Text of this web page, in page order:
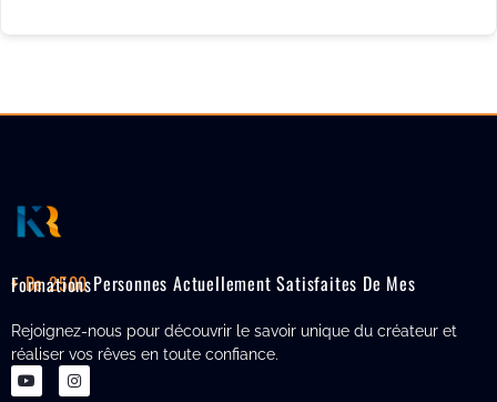
+ De 2500
Personnes Actuellement Satisfaites De Mes Formations
Rejoignez-nous pour découvrir le savoir unique du créateur et
réaliser vos rêves en toute confiance.